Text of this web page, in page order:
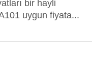
bir hayli
uygun fiyata...